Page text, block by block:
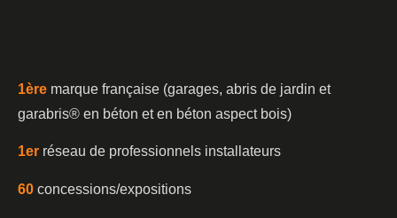
1ère marque française (garages, abris de jardin et
garabris®️ en béton et en béton aspect bois)
1er réseau de professionnels installateurs
60 concessions/expositions